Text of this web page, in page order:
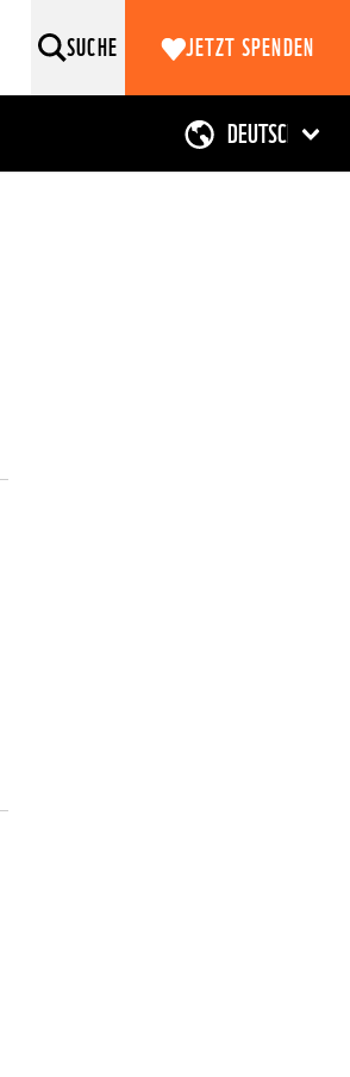
SUCHE JETZT SPENDEN